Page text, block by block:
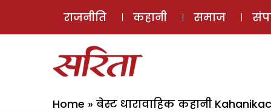
राजनीति कहानी समाज
Home » बेस्ट धारावाहिक कहानी